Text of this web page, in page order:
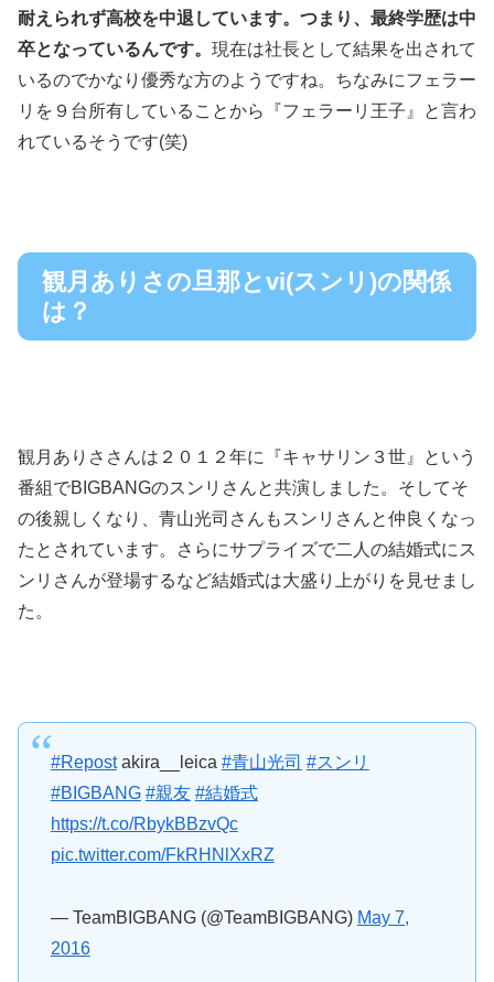
耐えられず高校を中退しています。つまり、最終学歴は中
卒となっているんです。 現在は社長として結果を出されて
いるのでかなり優秀な方のようですね。ちなみにフェラー
リを９台所有していることから『フェラーリ王子』と言わ
れているそうです(笑)
観月ありさの旦那とvi(スンリ)の関係
は？
観月ありささんは２０１２年に『キャサリン３世』という
番組でBIGBANGのスンリさんと共演しました。そしてそ
の後親しくなり、青山光司さんもスンリさんと仲良くなっ
たとされています。さらにサプライズで二人の結婚式にス
ンリさんが登場するなど結婚式は大盛り上がりを見せまし
た。
#Repostakira__leica #青山光司 #スンリ
#BIGBANG #親友 #結婚式
https://t.co/RbykBBzvQc
pic.twitter.com/FkRHNlXxRZ
— TeamBIGBANG (@TeamBIGBANG) May 7,
2016